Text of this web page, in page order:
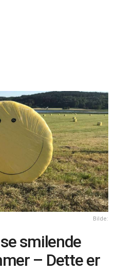
Bilde:
smilende
– Dette er